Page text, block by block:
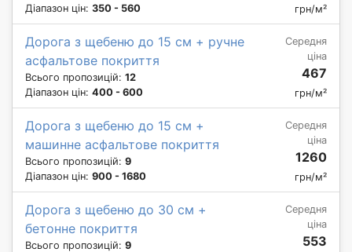
Діапазон цін: 350 - 560 грн/м²
Дорога з щебеню до 15 см + ручне
асфальтове покриття
Всього пропозицій: 12
Діапазон цін: 400 - 600
Середня
ціна
467
грн/м²
Дорога з щебеню до 15 см +
машинне асфальтове покриття
Всього пропозицій: 9
Діапазон цін: 900 - 1680
Середня
ціна
1260
грн/м²
Дорога з щебеню до 30 см +
бетонне покриття
Всього пропозицій: 9
Середня
ціна
553